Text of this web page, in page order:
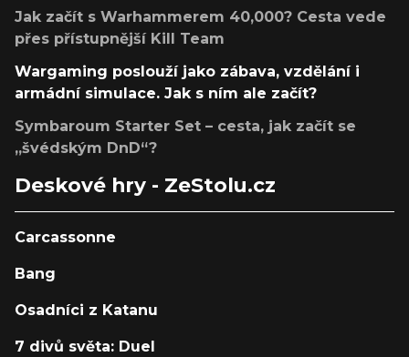
Jak začít s Warhammerem 40,000? Cesta vede
přes přístupnější Kill Team
Wargaming poslouží jako zábava, vzdělání i
armádní simulace. Jak s ním ale začít?
Symbaroum Starter Set – cesta, jak začít se
„švédským DnD“?
Deskové hry - ZeStolu.cz
Carcassonne
Bang
Osadníci z Katanu
7 divů světa: Duel